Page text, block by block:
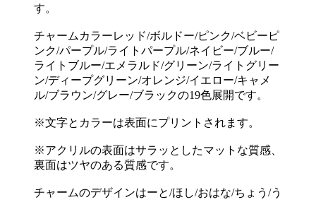
す。
チャームカラーレッド/ボルドー/ピンク/ベビーピ
ンク/パープル/ライトパープル/ネイビー/ブルー/
ライトブルー/エメラルド/グリーン/ライトグリー
ン/ディープグリーン/オレンジ/イエロー/キャメ
ル/ブラウン/グレー/ブラックの19色展開です。
※文字とカラーは表面にプリントされます。
※アクリルの表面はサラッとしたマットな質感、
裏面はツヤのある質感です。
チャームのデザインはーと/ほし/おはな/ちょう/う